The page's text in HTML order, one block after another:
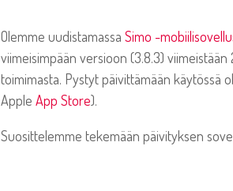
Olemme uudistamassa Simo -
viimeisimpään versioon (3.8.3)
toimimasta. Pystyt päivittämään käytössä
Apple App Store).
Suosittelemme tekemään päivityksen